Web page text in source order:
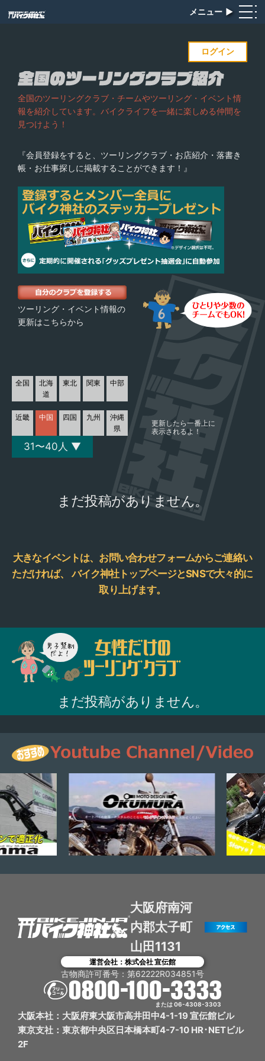
メニュー ▶︎
ログイン
全国のツーリングクラブ・チームやツーリング・イベント情
報を紹介しています。バイクライフを一緒に楽しめる仲間を
見つけよう！
『会員登録をすると、ツーリングクラブ・お店紹介・落書き
帳・お仕事探しに掲載することができます！』
ツーリング・イベント情報の
更新はこちらから
全国
北海
道
東北 関東 中部
近畿 中国 四国 九州
沖縄
県
更新したら一番上に
表示されるよ！
31〜40人 ▼
まだ投稿がありません。
大きなイベントは、お問い合わせフォームからご連絡い
ただければ、
バイク神社トップページとSNSで大々的に
取り上げます。
まだ投稿がありません。
大阪府南河
内郡太子町
山田1131
運営会社：株式会社 宣伝館
古物商許可番号：第62222R034851号
または 06-4308-3303
大阪本社：大阪府東大阪市高井田中4-1-19 宣伝館ビル
東京支社：東京都中央区日本橋本町4-7-10 HR･NETビル
2F